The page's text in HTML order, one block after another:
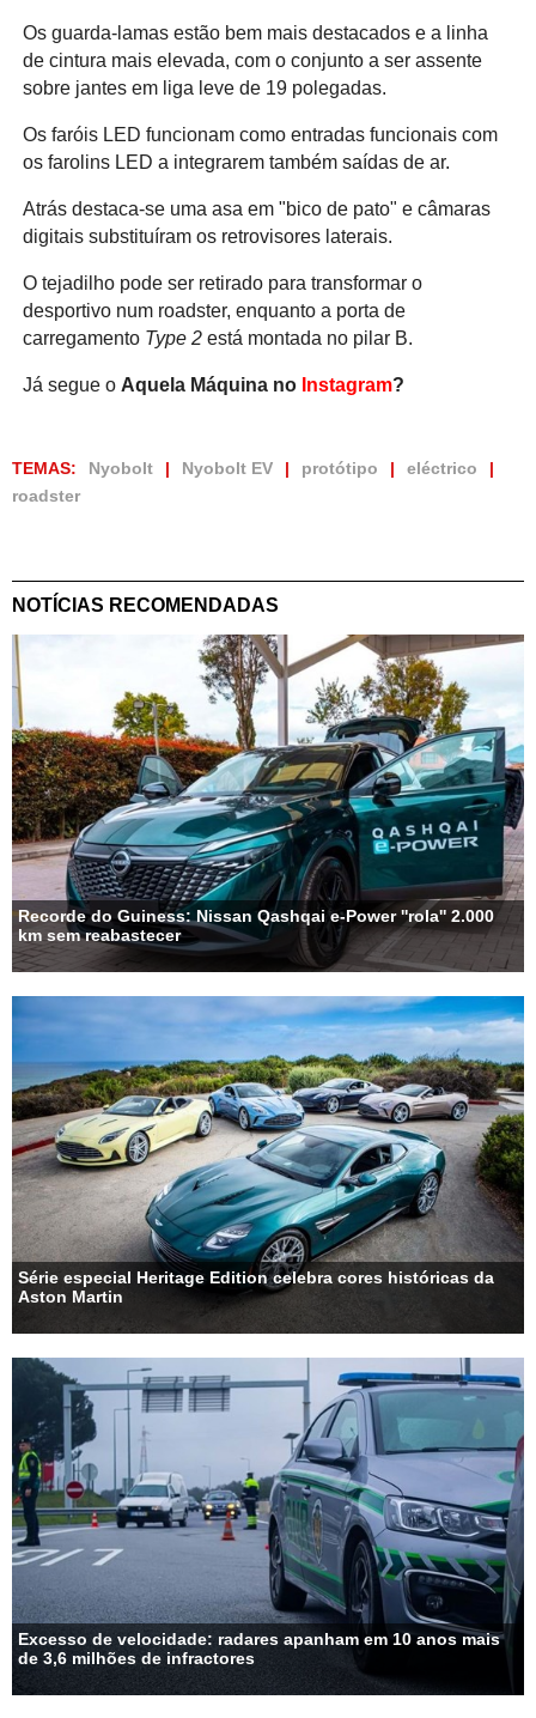
Os guarda-lamas estão bem mais destacados e a linha
de cintura mais elevada, com o conjunto a ser assente
sobre jantes em liga leve de 19 polegadas.
Os faróis LED funcionam como entradas funcionais com
os farolins LED a integrarem também saídas de ar.
Atrás destaca-se uma asa em "bico de pato" e câmaras
digitais substituíram os retrovisores laterais.
O tejadilho pode ser retirado para transformar o
desportivo num roadster, enquanto a porta de
carregamento Type 2está montada no pilar B.
Já segue o Aquela Máquina no Instagram?
TEMAS: Nyobolt Nyobolt EV protótipo
eléctrico
roadster
NOTÍCIAS RECOMENDADAS
Recorde do Guiness: Nissan Qashqai e-Power ''rola'' 2.000
km sem reabastecer
Série especial Heritage Edition celebra cores históricas da
Aston Martin
Excesso de velocidade: radares apanham em 10 anos mais
de 3,6 milhões de infractores